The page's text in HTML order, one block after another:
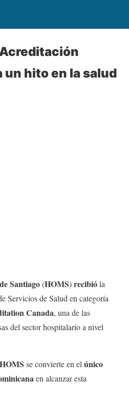
un hito en la salud
Santiago(HOMS)recibióla
Servicios de Salud en categoría
Canada, una de las
del sector hospitalario a nivel
HOMS se convierte en elúnico
en alcanzar esta